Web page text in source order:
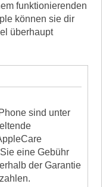
funktionierenden
können sie dir
überhaupt
sind unter
eine Gebühr
der Garantie